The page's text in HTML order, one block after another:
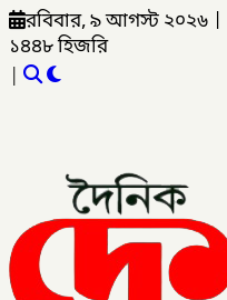
রবিবার, ৯ আগস্ট ২০২৬
১৪৪৮ হিজরি
|